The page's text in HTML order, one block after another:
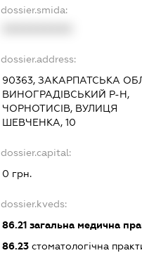
dossier.smida:
dossier.address:
90363, ЗАКАРПАТСЬКА
ВИНОГРАДІВСЬКИЙ Р-Н,
ЧОРНОТИСІВ, ВУЛИЦЯ
ШЕВЧЕНКА, 10
dossier.capital:
0 грн.
dossier.kveds:
86.21загальна медична
86.23стоматологічна